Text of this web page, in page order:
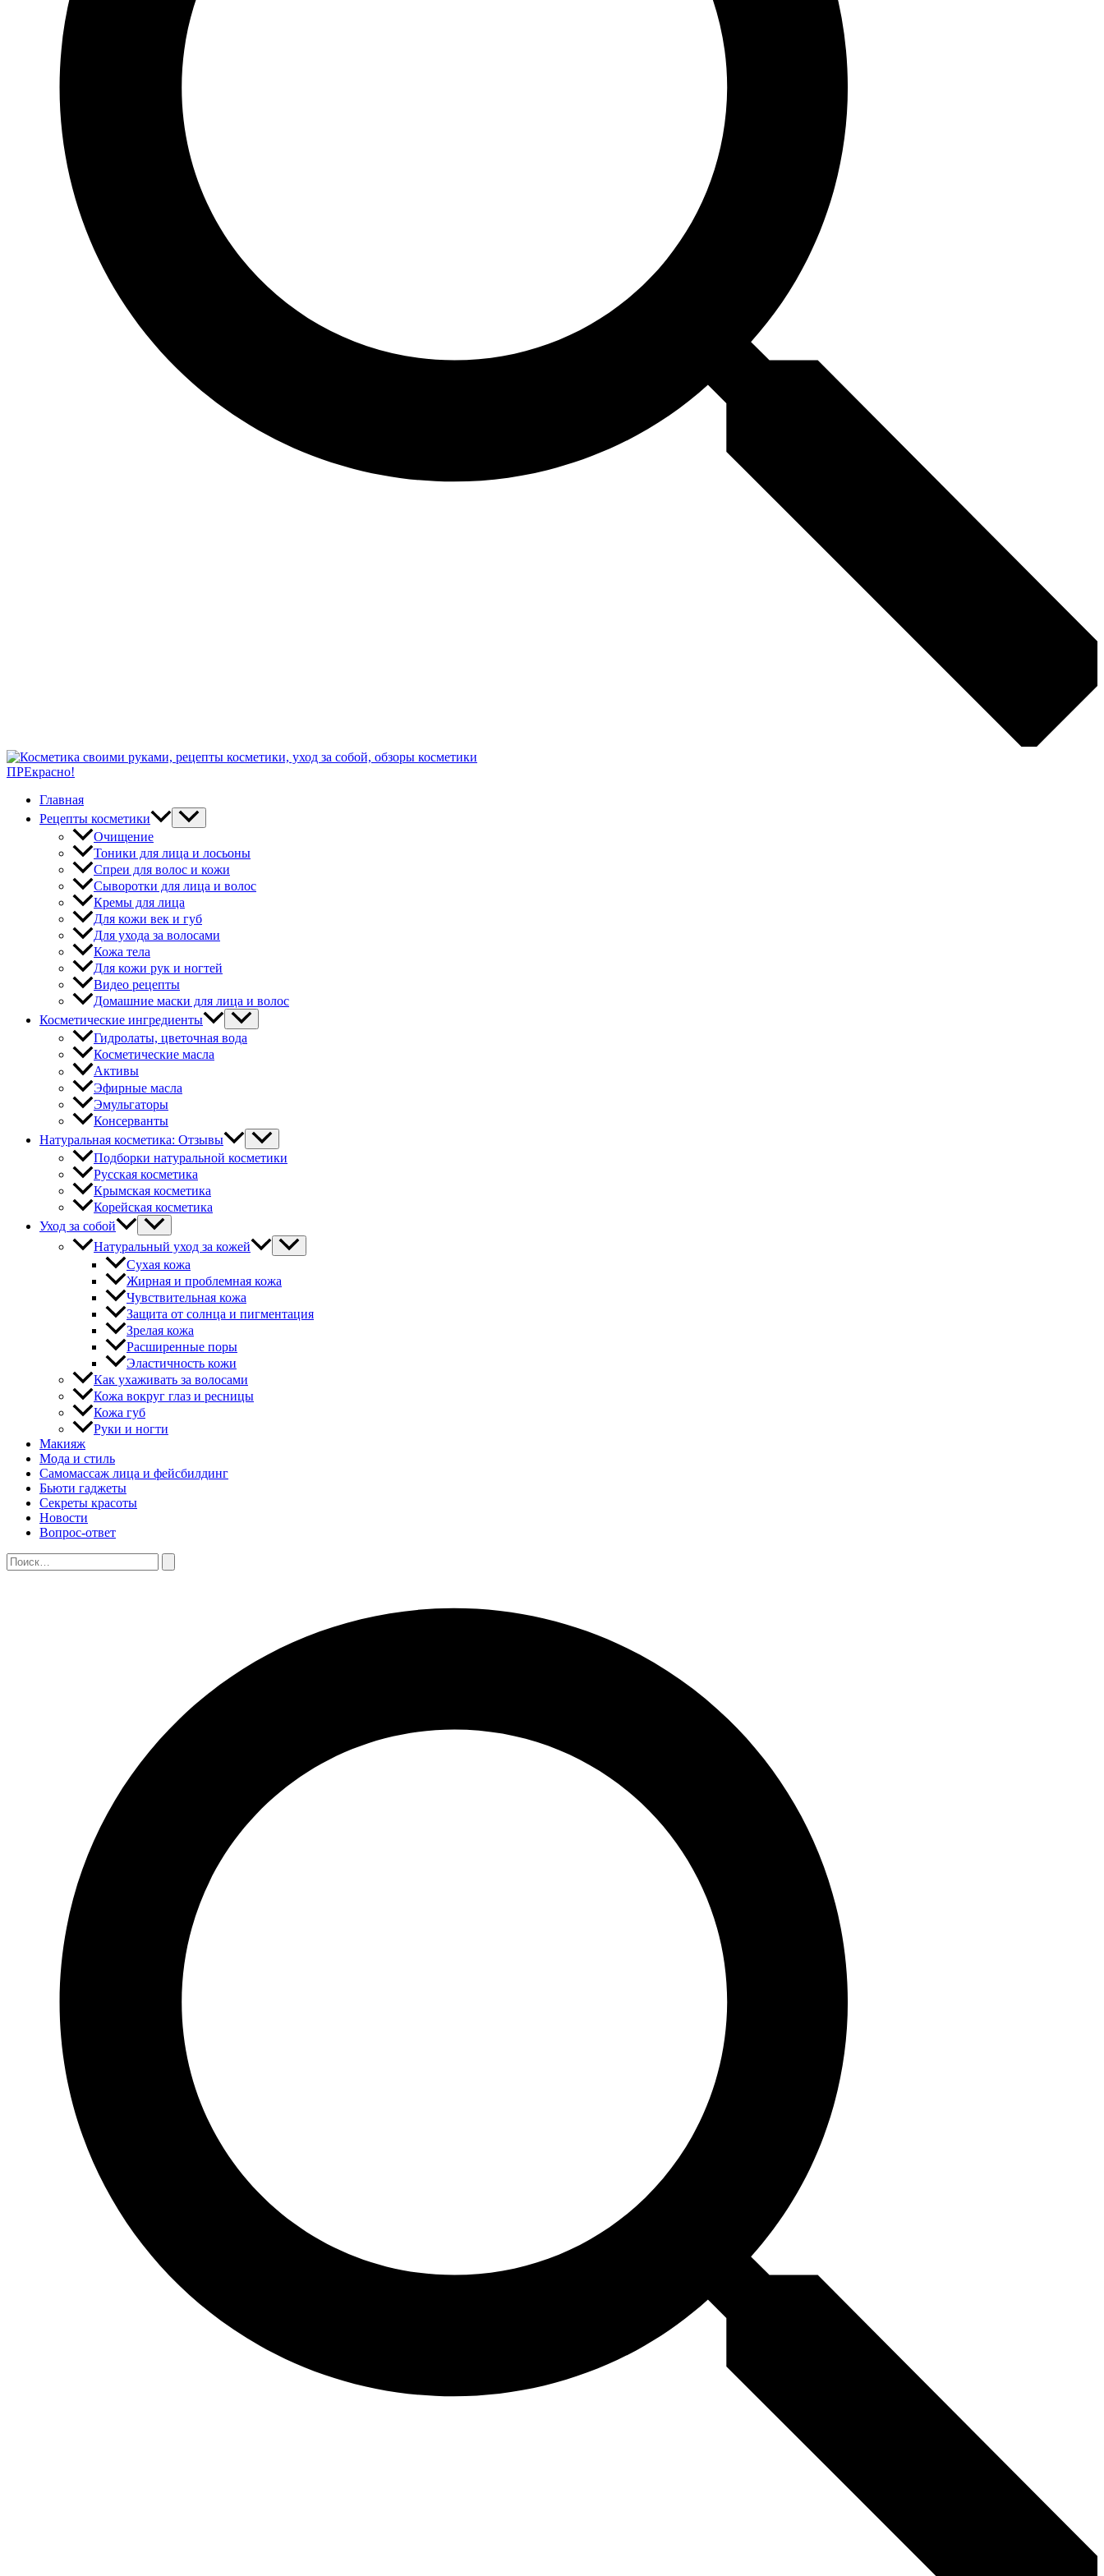
ПРЕкрасно!
Главная
Рецепты косметики
Очищение
Тоники для лица и лосьоны
Спреи для волос и кожи
Сыворотки для лица и волос
Кремы для лица
Для кожи век и губ
Для ухода за волосами
Кожа тела
Для кожи рук и ногтей
Видео рецепты
Домашние маски для лица и волос
Косметические ингредиенты
Гидролаты, цветочная вода
Косметические масла
Активы
Эфирные масла
Эмульгаторы
Консерванты
Натуральная косметика: Отзывы
Подборки натуральной косметики
Русская косметика
Крымская косметика
Корейская косметика
Уход за собой
Натуральный уход за кожей
Сухая кожа
Жирная и проблемная кожа
Чувствительная кожа
Защита от солнца и пигментация
Зрелая кожа
Расширенные поры
Эластичность кожи
Как ухаживать за волосами
Кожа вокруг глаз и ресницы
Кожа губ
Руки и ногти
Макияж
Мода и стиль
Самомассаж лица и фейсбилдинг
Бьюти гаджеты
Секреты красоты
Новости
Вопрос-ответ
Поиск: